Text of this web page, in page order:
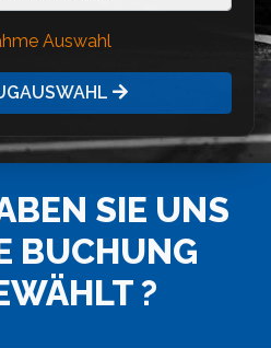
Auswahl
SIE UNS
BUCHUNG
?